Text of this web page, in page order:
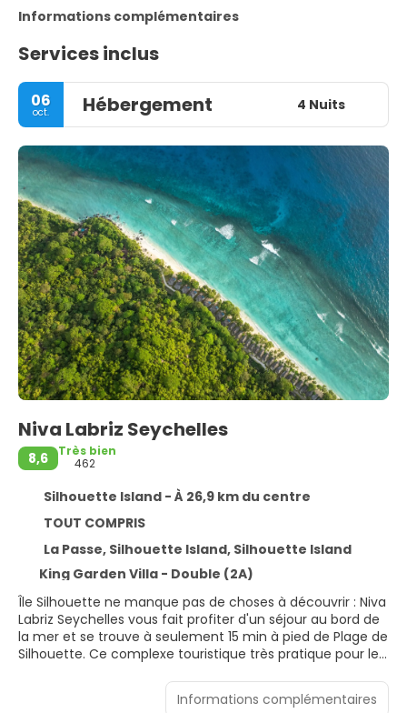
Informations complémentaires
Services inclus
06
oct. Hébergement 4 Nuits
Niva Labriz Seychelles
8,6
Très bien
462
Silhouette Island - À 26,9 km du centre
TOUT COMPRIS
La Passe, Silhouette Island, Silhouette Island
King Garden Villa - Double (2A)
Île Silhouette ne manque pas de choses à découvrir : Niva
Labriz Seychelles vous fait profiter d'un séjour au bord de
la mer et se trouve à seulement 15 min à pied de Plage de
Silhouette. Ce complexe touristique très pratique pour les
Informations complémentaires